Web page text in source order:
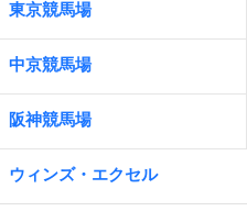
東京競馬場
中京競馬場
阪神競馬場
ウィンズ・エクセル